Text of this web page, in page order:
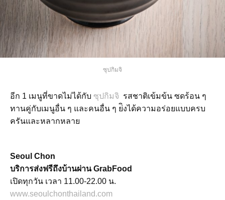
ซุปกิมจิ
อีก 1 เมนูที่ขาดไม่ได้กับ ซุปกิมจิ รสชาติเข้มข้น ซดร้อน ๆ
ทานคู่กับเมนูอื่น ๆ และคนอื่น ๆ ย่ิงได้ความอร่อยแบบครบ
ครันและหลากหลาย
Seoul Chon
บริการส่งฟรีถึงบ้านผ่าน GrabFood
เปิดทุกวัน เวลา 11.00-22.00 น.
www.seoulchonthailand.com